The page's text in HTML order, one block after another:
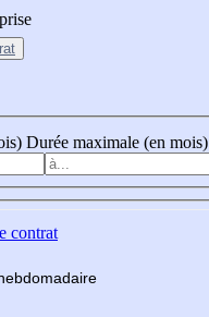
Durée maximale (en mois)
contrat
madaire